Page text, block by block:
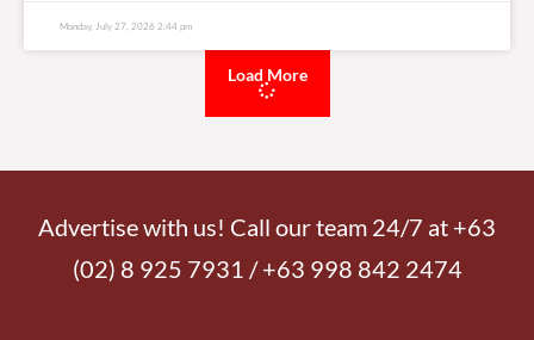
Monday, July 27, 2026 2:44 pm
Load More
Advertise with us! Call our team 24/7 at +63
(02) 8 925 7931 / +63 998 842 2474